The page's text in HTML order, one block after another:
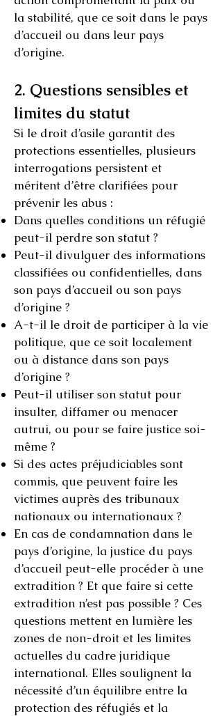
la stabilité, que ce soit dans le pays
d’accueil ou dans leur pays
d’origine.
2. Questions sensibles et
limites du statut
Si le droit d’asile garantit des
protections essentielles, plusieurs
interrogations persistent et
méritent d’être clarifiées pour
prévenir les abus :
Dans quelles conditions un réfugié
peut-il perdre son statut ?
Peut-il divulguer des informations
classifiées ou confidentielles, dans
son pays d’accueil ou son pays
d’origine ?
A-t-il le droit de participer à la vie
politique, que ce soit localement
ou à distance dans son pays
d’origine ?
Peut-il utiliser son statut pour
insulter, diffamer ou menacer
autrui, ou pour se faire justice soi-
même ?
Si des actes préjudiciables sont
commis, que peuvent faire les
victimes auprès des tribunaux
nationaux ou internationaux ?
En cas de condamnation dans le
pays d’origine, la justice du pays
d’accueil peut-elle procéder à une
extradition ? Et que faire si cette
extradition n’est pas possible ? Ces
questions mettent en lumière les
zones de non-droit et les limites
actuelles du cadre juridique
international. Elles soulignent la
nécessité d’un équilibre entre la
protection des réfugiés et la